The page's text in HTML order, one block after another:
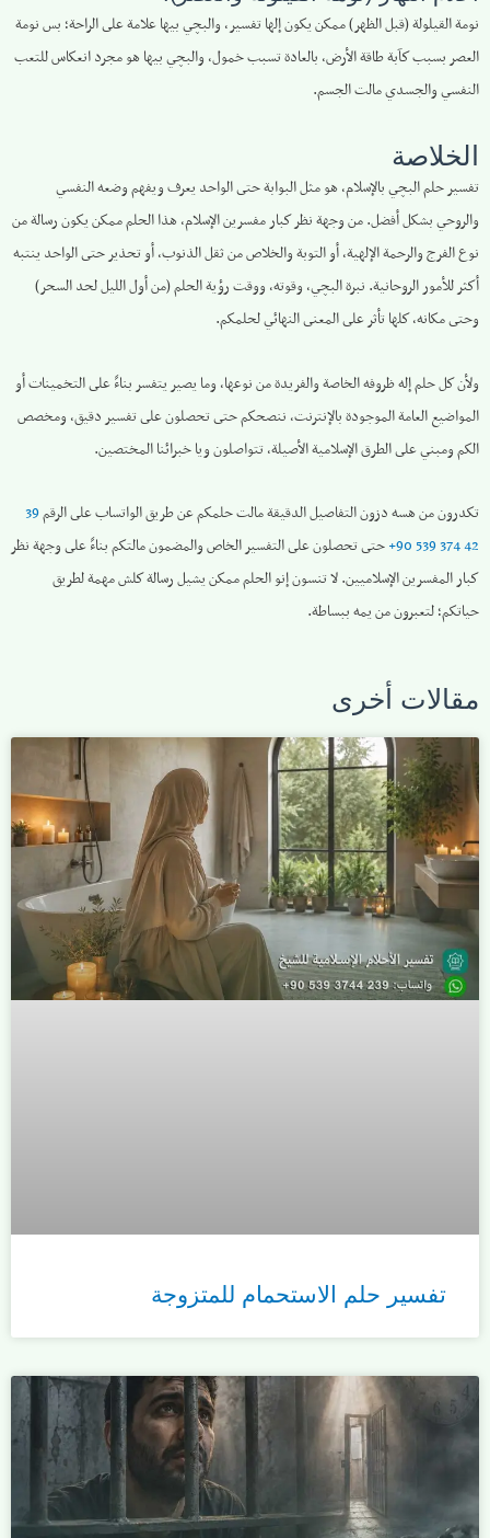
نومة القيلولة (قبل الظهر) ممكن يكون إلها تفسير، والبچي بيها علامة على الراحة؛ بس نومة
العصر بسبب كآبة طاقة الأرض، بالعادة تسبب خمول، والبچي بيها هو مجرد انعكاس للتعب
النفسي والجسدي مالت الجسم.
الخلاصة
تفسير حلم البچي بالإسلام، هو مثل البوابة حتى الواحد يعرف ويفهم وضعه النفسي
والروحي بشكل أفضل. من وجهة نظر كبار مفسرين الإسلام، هذا الحلم ممكن يكون رسالة من
نوع الفرج والرحمة الإلهية، أو التوبة والخلاص من ثقل الذنوب، أو تحذير حتى الواحد ينتبه
أكثر للأمور الروحانية. نبرة البچي، وقوته، ووقت رؤية الحلم (من أول الليل لحد السحر)
وحتى مكانه، كلها تأثر على المعنى النهائي لحلمكم.
ولأن كل حلم إله ظروفه الخاصة والفريدة من نوعها، وما يصير يتفسر بناءً على التخمينات أو
المواضيع العامة الموجودة بالإنترنت، ننصحكم حتى تحصلون على تفسير دقيق، ومخصص
الكم ومبني على الطرق الإسلامية الأصيلة، تتواصلون ويا خبرائنا المختصين.
تكدرون من هسه دزون التفاصيل الدقيقة مالت حلمكم عن طريق الواتساب على الرقم39
42 374 539 90+
حتى تحصلون على التفسير الخاص والمضمون مالتكم بناءً على وجهة نظر
كبار المفسرين الإسلاميين. لا تنسون إنو الحلم ممكن يشيل رسالة كلش مهمة لطريق
حياتكم؛ لتعبرون من يمه ببساطة.
مقالات أخرى
تفسير حلم الاستحمام للمتزوجة